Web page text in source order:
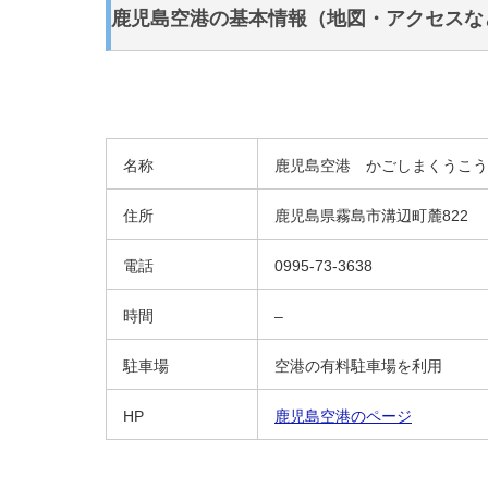
鹿児島空港の基本情報（地図・アクセス
名称 鹿児島空港 かごしまくうこう
住所 鹿児島県霧島市溝辺町麓822
電話 0995-73-3638
時間 –
駐車場 空港の有料駐車場を利用
HP 鹿児島空港のページ